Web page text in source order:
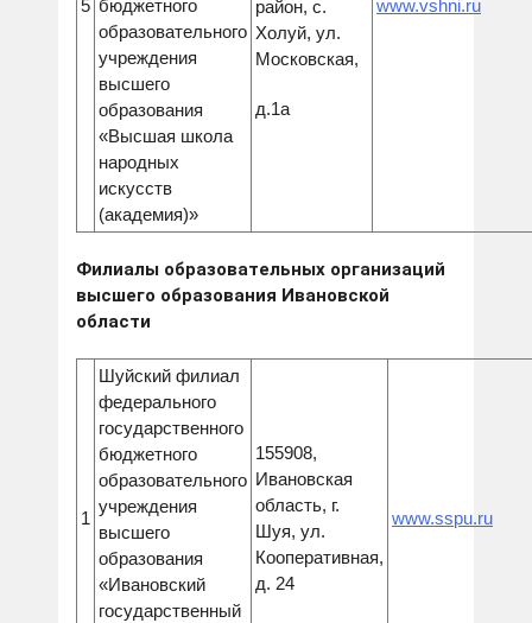
5 бюджетного
образовательного
учреждения
высшего
образования
«Высшая школа
народных
искусств
(академия)»
район, с.
Холуй, ул.
Московская,
д.1а
www.vshni.ru
Филиалы образовательных организаций
высшего образования Ивановской
области
1
Шуйский филиал
федерального
государственного
бюджетного
образовательного
учреждения
высшего
образования
«Ивановский
государственный
155908,
Ивановская
область, г.
Шуя, ул.
Кооперативная,
д. 24
www.sspu.ru